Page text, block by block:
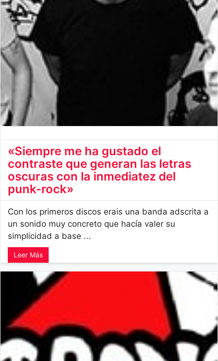
«Siempre me ha gustado el
contraste que generan las letras
oscuras con la inmediatez del
punk-rock»
Con los primeros discos erais una banda adscrita a
un sonido muy concreto que hacía valer su
simplicidad a base ...
Leer Más